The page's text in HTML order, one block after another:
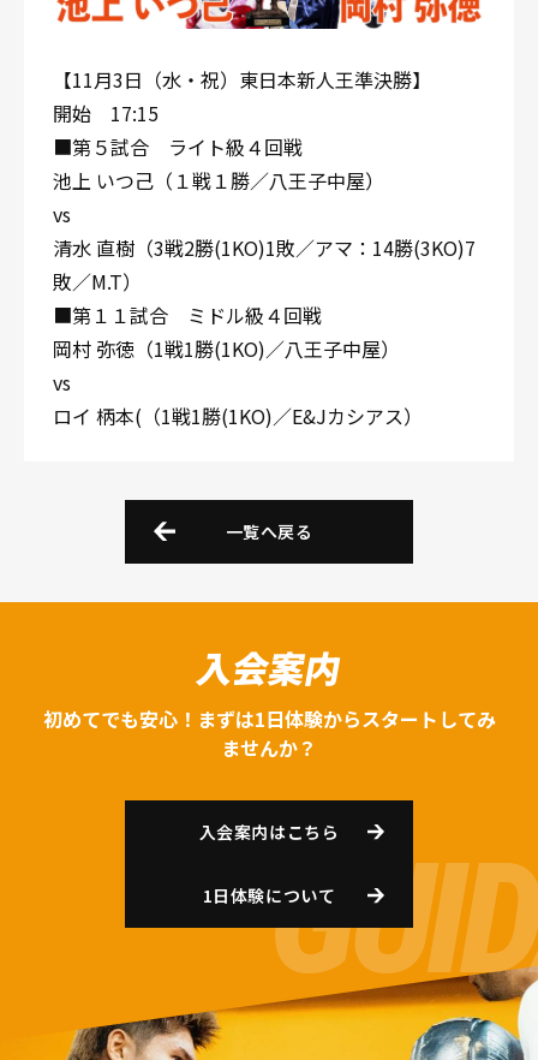
【11月3日（水・祝）東日本新人王準決勝】
開始 17:15
■第５試合 ライト級４回戦
池上 いつ己（１戦１勝／八王子中屋）
vs
清水 直樹（3戦2勝(1KO)1敗／アマ：14勝(3KO)7
敗／M.T）
■第１１試合 ミドル級４回戦
岡村 弥徳（1戦1勝(1KO)／八王子中屋）
vs
ロイ 柄本(（1戦1勝(1KO)／E&Jカシアス）
一覧へ戻る
入会案内
初めてでも安心！まずは1日体験からスタートしてみ
ませんか？
入会案内はこちら
1日体験について